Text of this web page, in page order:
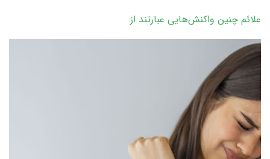
علائم چنین واکنش‌هایی عبارتند از: